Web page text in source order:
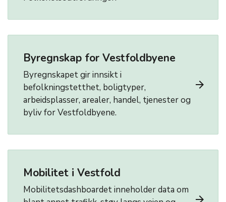
Byregnskap for Vestfoldbyene
Byregnskapet gir innsikt i
befolkningstetthet, boligtyper,
arbeidsplasser, arealer, handel, tjenester og
byliv for Vestfoldbyene.
arrow_forward
Mobilitet i Vestfold
Mobilitetsdashboardet inneholder data om
arrow_forward